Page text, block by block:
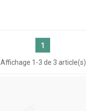
1
Affichage 1-3 de 3 article(s)